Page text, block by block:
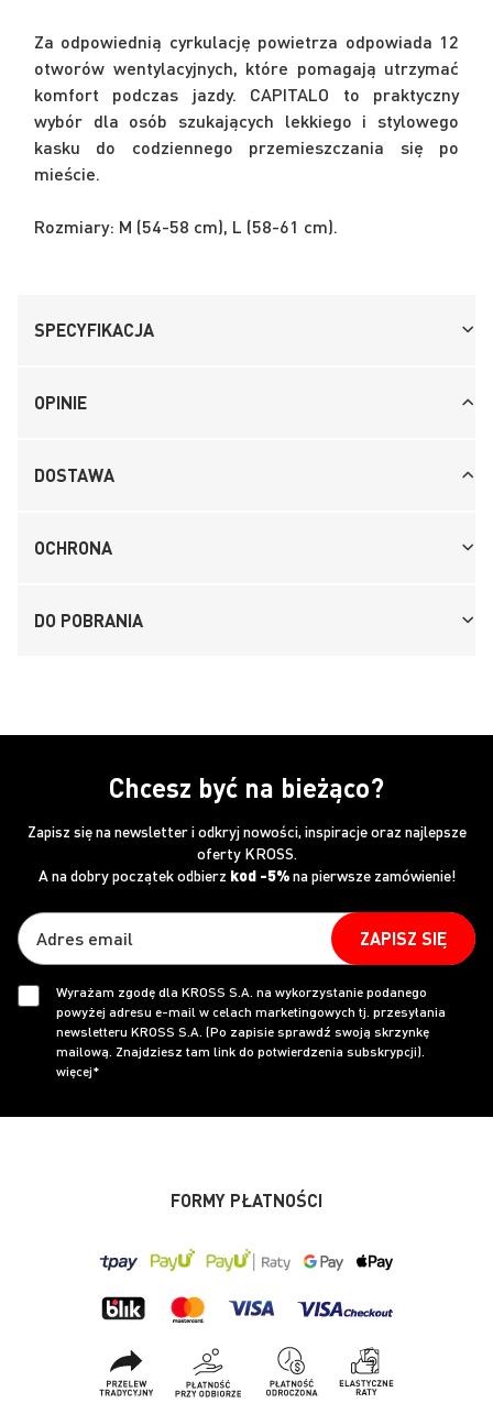
Za odpowiednią cyrkulację powietrza odpowiada 12
otworów wentylacyjnych, które pomagają utrzymać
komfort podczas jazdy. CAPITALO to praktyczny
wybór dla osób szukających lekkiego i stylowego
kasku do codziennego przemieszczania się po
mieście.
Rozmiary: M (54-58 cm), L (58-61 cm).
SPECYFIKACJA
OPINIE
DOSTAWA
OCHRONA
DO POBRANIA
Chcesz być na bieżąco?
Zapisz się na newsletter i odkryj nowości, inspiracje oraz najlepsze
oferty KROSS.
A na dobry początek odbierz kod -5%na pierwsze zamówienie!
ZAPISZ SIĘ
Wyrażam zgodę dla KROSS S.A. na wykorzystanie podanego
powyżej adresu e-mail w celach marketingowych tj. przesyłania
newsletteru KROSS S.A. (Po zapisie sprawdź swoją skrzynkę
mailową. Znajdziesz tam link do potwierdzenia subskrypcji).
więcej*
FORMY PŁATNOŚCI